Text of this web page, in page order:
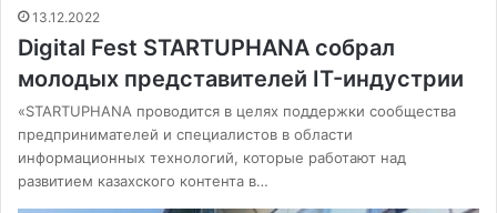
13.12.2022
Digital Fest STARTUPHANA собрал
молодых представителей IT-индустрии
«STARTUPHANA проводится в целях поддержки сообщества
предпринимателей и специалистов в области
информационных технологий, которые работают над
развитием казахского контента в…